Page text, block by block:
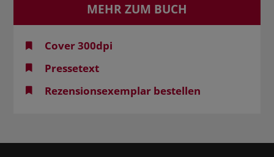
MEHR ZUM BUCH
Cover 300dpi
Pressetext
Rezensionsexemplar bestellen